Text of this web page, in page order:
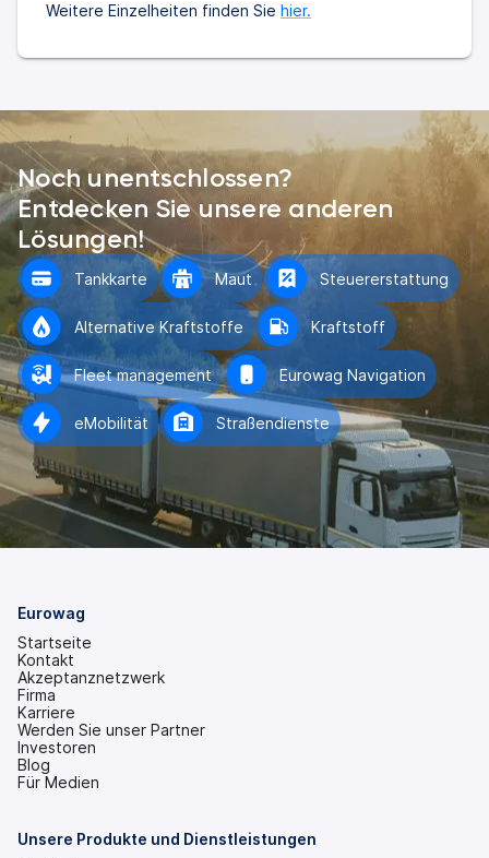
Weitere Einzelheiten finden Sie hier.
Noch unentschlossen?
Entdecken Sie unsere anderen
Lösungen!
Tankkarte Maut Steuererstattung
Alternative Kraftstoffe Kraftstoff
Fleet management Eurowag Navigation
eMobilität Straßendienste
Eurowag
Startseite
Kontakt
Akzeptanznetzwerk
Firma
Karriere
Werden Sie unser Partner
Investoren
(wird
in
Tab
Blog
Für Medien
Unsere Produkte und Dienstleistungen